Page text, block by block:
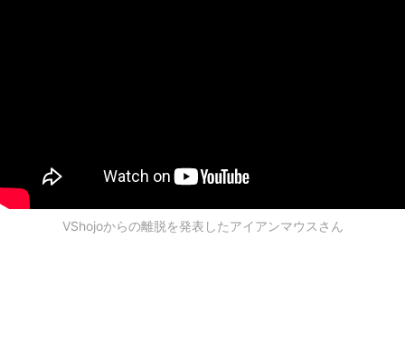
VShojoからの離脱を発表したアイアンマウスさん